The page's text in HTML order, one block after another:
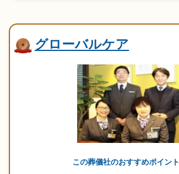
グローバルケア
この葬儀社のおすすめポイント